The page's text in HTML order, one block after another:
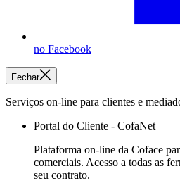
no Facebook
Fechar
Serviços on-line para clientes e
Portal do Cliente - CofaNet
Plataforma on-line da Coface
comerciais. Acesso a todas as
seu contrato.